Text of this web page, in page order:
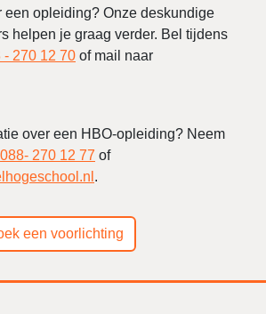
een opleiding? Onze deskundige
helpen je graag verder. Bel tijdens
- 270 12 70 of mail naar
over een HBO-opleiding? Neem
088- 270 12 77 of
.
een voorlichting